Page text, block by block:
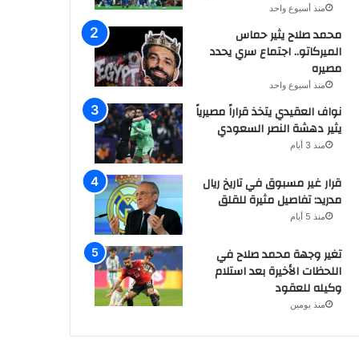
منذ أسبوع واحد
محمد صلاح يثير حماس
الميركاتو.. اجتماع سري يحدد
مصيره
منذ أسبوع واحد
نواف العقيدي يتخذ قراراً مصيرياً
يثير دهشة النصر السعودي
منذ 3 أيام
قرار غير مسبوق في تاريخ ريال
مدريد: تفاصيل مثيرة للقلق
منذ 5 أيام
تغير وجهة محمد صلاح في
اللحظات الأخيرة بعد استلام
وكيله للعقود
منذ يومين